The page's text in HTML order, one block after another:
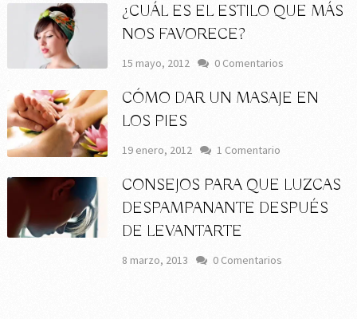
¿CUÁL ES EL ESTILO QUE MÁS
NOS FAVORECE?
15 mayo, 2012 0 Comentarios
CÓMO DAR UN MASAJE EN
LOS PIES
19 enero, 2012 1 Comentario
CONSEJOS PARA QUE LUZCAS
DESPAMPANANTE DESPUÉS
DE LEVANTARTE
8 marzo, 2013 0 Comentarios